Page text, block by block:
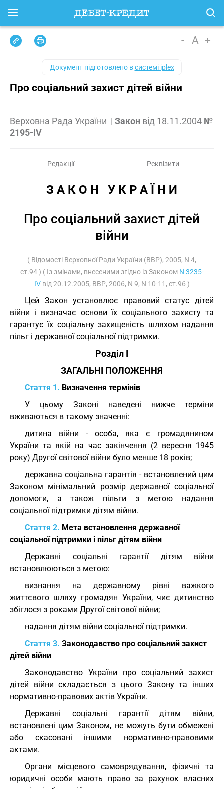
- A +
Документ підготовлено всистемі iplex
Про соціальний захист дітей війни
Верховна Рада України | Закон від 18.11.2004 №
2195-IV
Редакції Реквізити
З А К О Н   У К Р А Ї Н И
Про соціальний захист дітей
війни
( Відомості Верховної Ради України (ВВР), 2005, N 4,
ст.94 ) ( Із змінами, внесеними згідно із Законом N 3235-
IVвід 20.12.2005, ВВР, 2006, N 9, N 10-11, ст.96 )
Цей Закон установлює правовий статус дітей
війни і визначає основи їх соціального захисту та
гарантує їх соціальну захищеність шляхом надання
пільг і державної соціальної підтримки.
Розділ I
ЗАГАЛЬНІ ПОЛОЖЕННЯ
Стаття 1. Визначення термінів
У цьому Законі наведені нижче терміни
вживаються в такому значенні:
дитина війни - особа, яка є громадянином
України та якій на час закінчення (2 вересня 1945
року) Другої світової війни було менше 18 років;
державна соціальна гарантія - встановлений цим
Законом мінімальний розмір державної соціальної
допомоги, а також пільги з метою надання
соціальної підтримки дітям війни.
Стаття 2. Мета встановлення державної
соціальної підтримки і пільг дітям війни
Державні соціальні гарантії дітям війни
встановлюються з метою:
визнання на державному рівні важкого
життєвого шляху громадян України, чиє дитинство
збіглося з роками Другої світової війни;
надання дітям війни соціальної підтримки.
Стаття 3. Законодавство про соціальний захист
дітей війни
Законодавство України про соціальний захист
дітей війни складається з цього Закону та інших
нормативно-правових актів України.
Державні соціальні гарантії дітям війни,
встановлені цим Законом, не можуть бути обмежені
або скасовані іншими нормативно-правовими
актами.
Органи місцевого самоврядування, фізичні та
юридичні особи мають право за рахунок власних